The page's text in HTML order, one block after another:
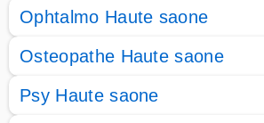
Ophtalmo Haute saone
Osteopathe Haute saone
Psy Haute saone